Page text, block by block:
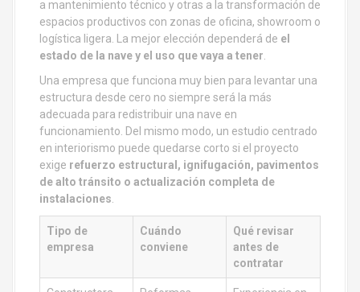
a mantenimiento técnico y otras a la transformación de
espacios productivos con zonas de oficina, showroom o
logística ligera. La mejor elección dependerá de el
estado de la nave y el uso que vaya a tener.
Una empresa que funciona muy bien para levantar una
estructura desde cero no siempre será la más
adecuada para redistribuir una nave en
funcionamiento. Del mismo modo, un estudio centrado
en interiorismo puede quedarse corto si el proyecto
exige refuerzo estructural, ignifugación, pavimentos
de alto tránsito o actualización completa de
instalaciones.
Tipo de
empresa
Cuándo
conviene
Qué revisar
antes de
contratar